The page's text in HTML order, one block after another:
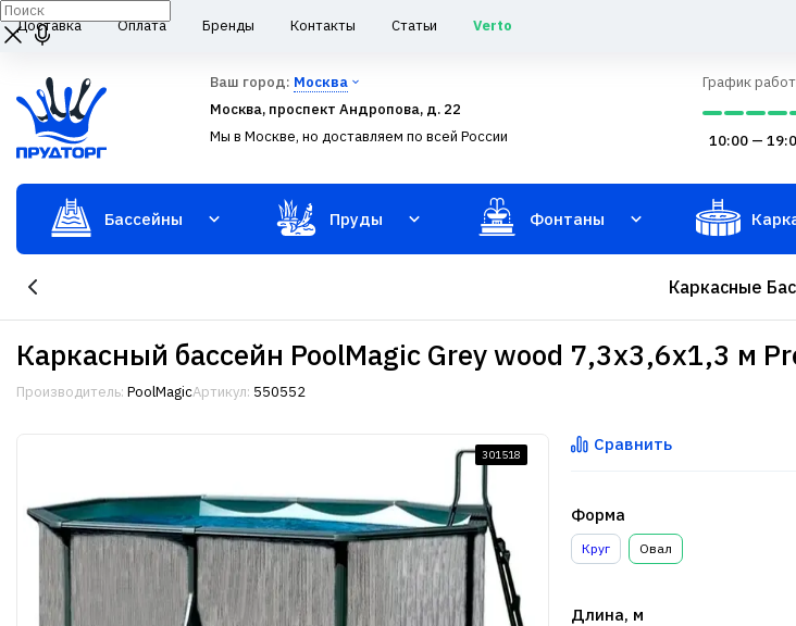
Доставка Оплата Бренды Контакты Статьи Verto
Ваш город: Москва
Москва, проспект Андропова, д. 22
Мы в Москве, но доставляем по всей России
График
10:00 —
Бассейны Пруды Фонтаны
Каркасные
Каркасный бассейн PoolMagic Grey wood 7,3x3,6x1,3 м
Производитель: PoolMagicАртикул: 550552
301518
Сравнить
Форма
Круг Овал
Длина, м